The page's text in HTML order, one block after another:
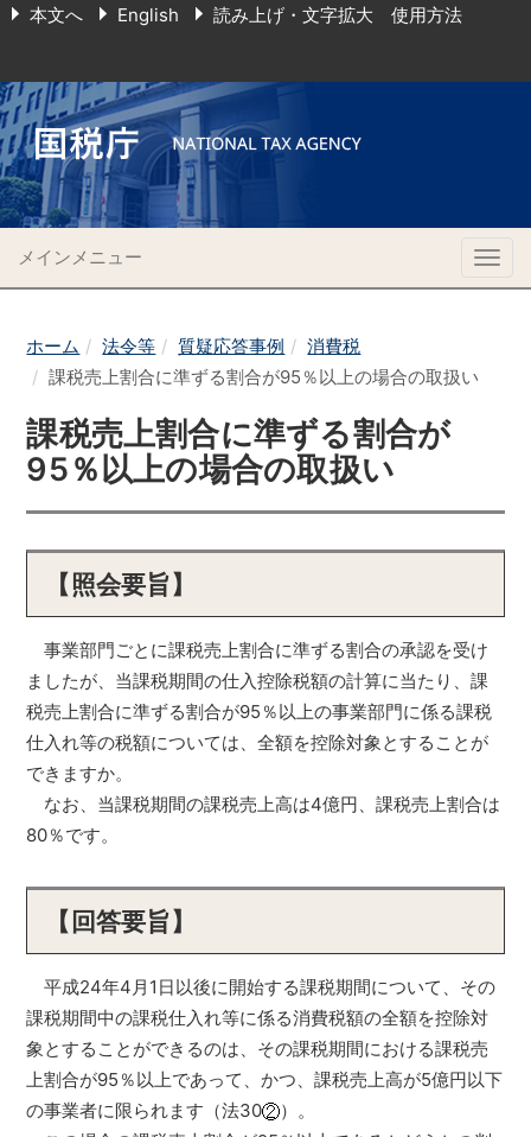
本文へ English 読み上げ・文字拡大 使用方法
メインメニュー
ホーム 法令等 質疑応答事例
消費税
課税売上割合に準ずる割合が95％以上の場合の取扱い
課税売上割合に準ずる割合が
95％以上の場合の取扱い
【照会要旨】
事業部門ごとに課税売上割合に準ずる割合の承認を受け
ましたが、当課税期間の仕入控除税額の計算に当たり、課
税売上割合に準ずる割合が95％以上の事業部門に係る課税
仕入れ等の税額については、全額を控除対象とすることが
できますか。
なお、当課税期間の課税売上高は4億円、課税売上割合は
80％です。
【回答要旨】
平成24年4月1日以後に開始する課税期間について、その
課税期間中の課税仕入れ等に係る消費税額の全額を控除対
象とすることができるのは、その課税期間における課税売
上割合が95％以上であって、かつ、課税売上高が5億円以下
の事業者に限られます（法30
）。